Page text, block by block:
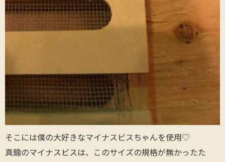
そこには僕の大好きなマイナスビスちゃんを使用♡
真鍮のマイナスビスは、このサイズの規格が無かったた